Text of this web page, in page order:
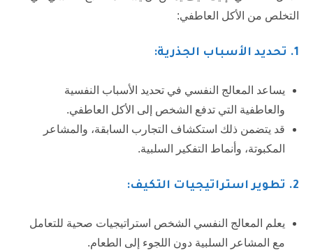
التخلص من الأكل العاطفي:
1. تحديد الأسباب الجذرية:
يساعد المعالج النفسي في تحديد الأسباب النفسية
والعاطفية التي تدفع الشخص إلى الأكل العاطفي.
قد يتضمن ذلك استكشاف التجارب السابقة، والمشاعر
المكبوتة، وأنماط التفكير السلبية.
2. تطوير استراتيجيات التكيف:
يعلم المعالج النفسي الشخص استراتيجيات صحية للتعامل
مع المشاعر السلبية دون اللجوء إلى الطعام.